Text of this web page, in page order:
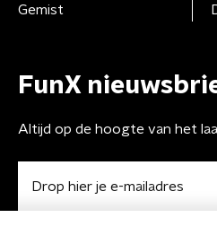
Gemist
FunX
Altijd op de hoogte van het